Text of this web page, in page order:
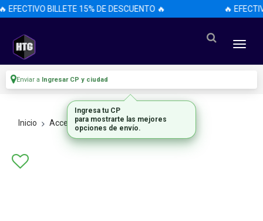
EFECTIVO BILLETE 15% DE DESCUENTO 🔥 🔥
Enviar a Ingresar CP y ciudad
Inicio Accesorios Accesorios
Ingresa tu CP
para mostrarte las mejores
opciones de envío.